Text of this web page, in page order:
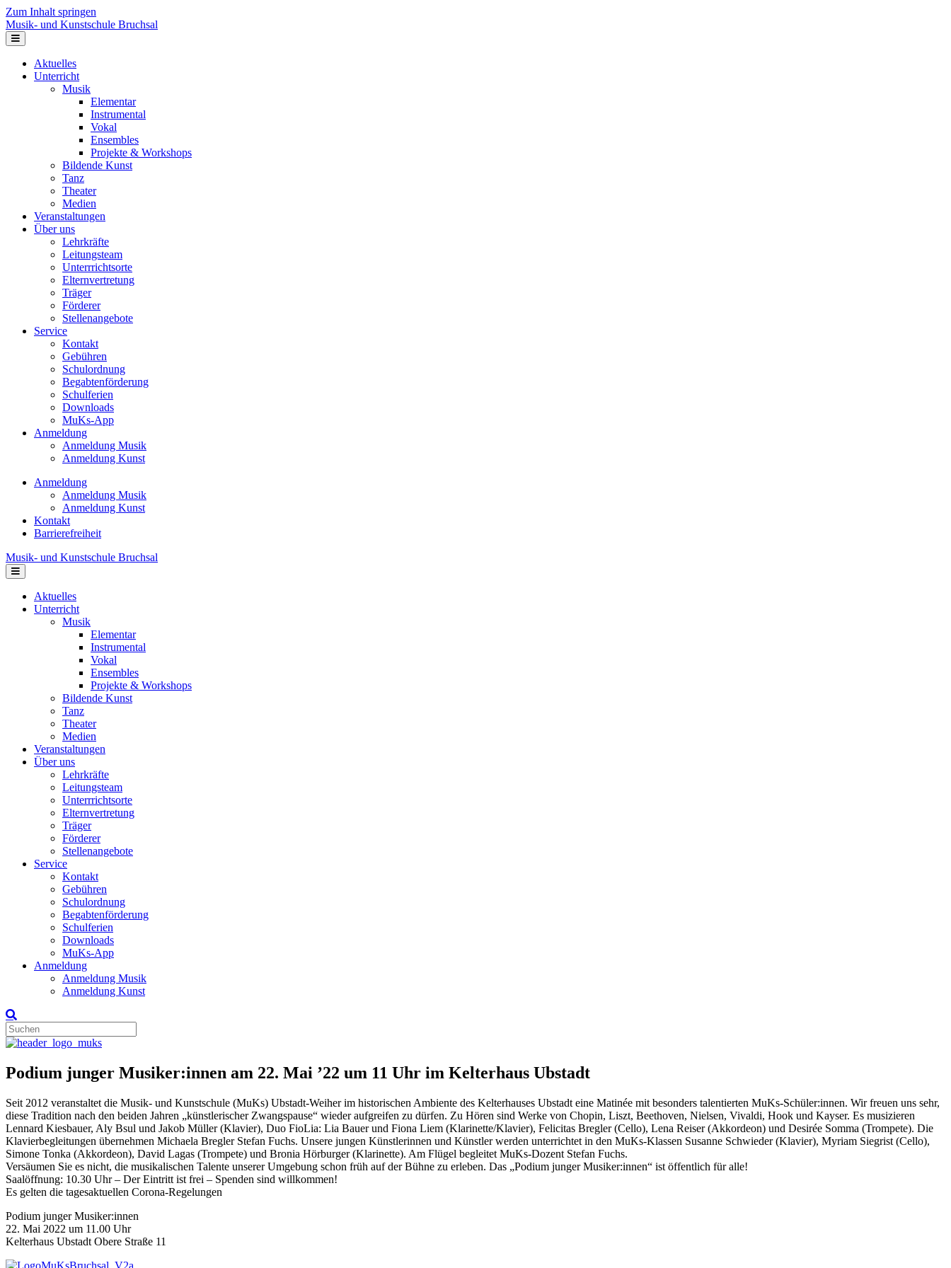
Zum Inhalt springen
Musik- und Kunstschule Bruchsal
Navigation
Aktuelles
Unterricht
Musik
Elementar
Instrumental
Vokal
Ensembles
Projekte & Workshops
Bildende Kunst
Tanz
Theater
Medien
Veranstaltungen
Über uns
Lehrkräfte
Leitungsteam
Unterrrichtsorte
Elternvertretung
Träger
Förderer
Stellenangebote
Service
Kontakt
Gebühren
Schulordnung
Begabtenförderung
Schulferien
Downloads
MuKs-App
Anmeldung
Anmeldung Musik
Anmeldung Kunst
Anmeldung
Anmeldung Musik
Anmeldung Kunst
Kontakt
Barrierefreiheit
Musik- und Kunstschule Bruchsal
Navigation
Aktuelles
Unterricht
Musik
Elementar
Instrumental
Vokal
Ensembles
Projekte & Workshops
Bildende Kunst
Tanz
Theater
Medien
Veranstaltungen
Über uns
Lehrkräfte
Leitungsteam
Unterrrichtsorte
Elternvertretung
Träger
Förderer
Stellenangebote
Service
Kontakt
Gebühren
Schulordnung
Begabtenförderung
Schulferien
Downloads
MuKs-App
Anmeldung
Anmeldung Musik
Anmeldung Kunst
Podium junger Musiker:innen am 22. Mai ’22 um 11 Uhr im Kelterhaus Ubstadt
Seit 2012 veranstaltet die Musik- und Kunstschule (MuKs) Ubstadt-Weiher im historischen Ambiente des Kelterhauses Ubstadt eine Matinée mit besonders talentierten MuKs-Schüler:innen. Wir freuen uns sehr,
diese Tradition nach den beiden Jahren „künstlerischer Zwangspause“ wieder aufgreifen zu dürfen. Zu Hören sind Werke von Chopin, Liszt, Beethoven, Nielsen, Vivaldi, Hook und Kayser. Es musizieren
Lennard Kiesbauer, Aly Bsul und Jakob Müller (Klavier), Duo FioLia: Lia Bauer und Fiona Liem (Klarinette/Klavier), Felicitas Bregler (Cello), Lena Reiser (Akkordeon) und Desirée Somma (Trompete). Die
Klavierbegleitungen übernehmen Michaela Bregler Stefan Fuchs. Unsere jungen Künstlerinnen und Künstler werden unterrichtet in den MuKs-Klassen Susanne Schwieder (Klavier), Myriam Siegrist (Cello),
Simone Tonka (Akkordeon), David Lagas (Trompete) und Bronia Hörburger (Klarinette). Am Flügel begleitet MuKs-Dozent Stefan Fuchs.
Versäumen Sie es nicht, die musikalischen Talente unserer Umgebung schon früh auf der Bühne zu erleben. Das „Podium junger Musiker:innen“ ist öffentlich für alle!
Saalöffnung: 10.30 Uhr – Der Eintritt ist frei – Spenden sind willkommen!
Es gelten die tagesaktuellen Corona-Regelungen
Podium junger Musiker:innen
22. Mai 2022 um 11.00 Uhr
Kelterhaus Ubstadt Obere Straße 11